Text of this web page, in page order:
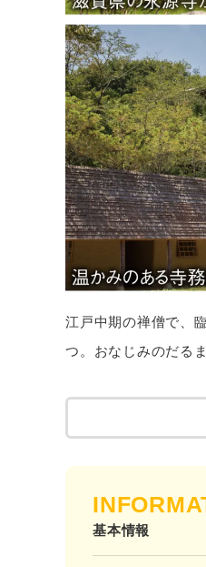
江戸中期の禅僧で、
つ。おなじみのだる
基本情報